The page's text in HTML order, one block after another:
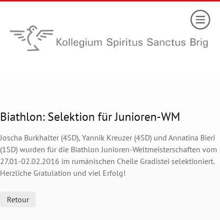
Biathlon: Selektion für Junioren-WM
Joscha Burkhalter (4SD), Yannik Kreuzer (4SD) und Annatina Bieri
(1SD) wurden für die Biathlon Junioren-Weltmeisterschaften vom
27.01-02.02.2016 im rumänischen Cheile Gradistei selektioniert.
Herzliche Gratulation und viel Erfolg!
Retour